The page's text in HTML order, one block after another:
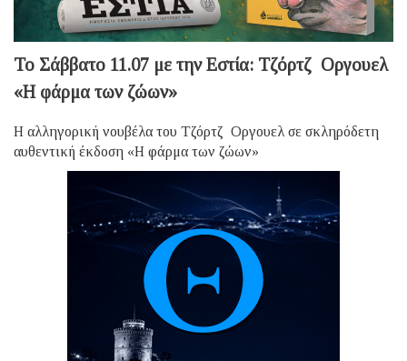
Το Σάββατο 11.07 με την Εστία: Τζόρτζ Οργουελ
«Η φάρμα των ζώων»
Η αλληγορική νουβέλα του Τζόρτζ Οργουελ σε σκληρόδετη
αυθεντική έκδοση «Η φάρμα των ζώων»